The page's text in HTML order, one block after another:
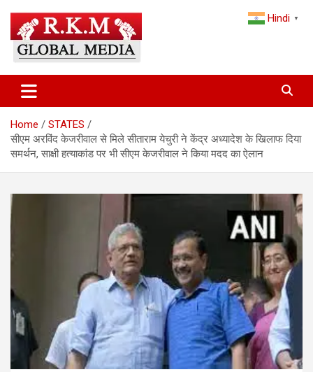
content
Latest Hindi News & Breaking
News – RKM Global Media
and the World
Home
STATES
सीएम अरविंद केजरीवाल से मिले सीताराम येचुरी ने केंद्र अध्यादेश के खिलाफ दिया
समर्थन, साक्षी हत्याकांड पर भी सीएम केजरीवाल ने किया मदद का ऐलान
Hindi ▼